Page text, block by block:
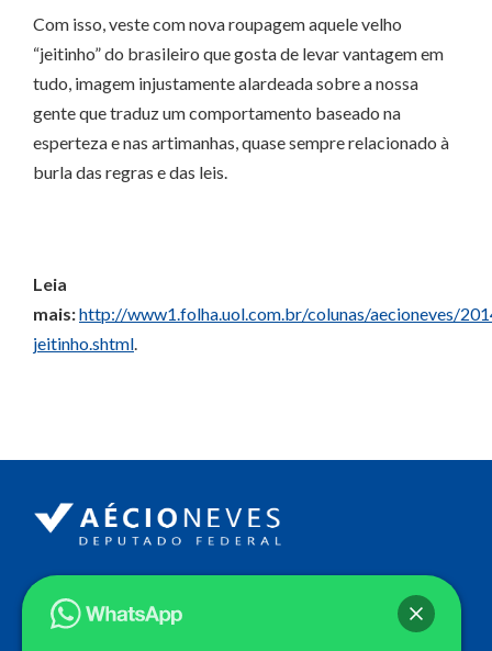
Com isso, veste com nova roupagem aquele velho
“jeitinho” do brasileiro que gosta de levar vantagem em
tudo, imagem injustamente alardeada sobre a nossa
gente que traduz um comportamento baseado na
esperteza e nas artimanhas, quase sempre relacionado à
burla das regras e das leis.
Leia
mais:http://www1.folha.uol.com.br/colunas/aecioneves/
jeitinho.shtml.
Endereço
Câmara dos Deputados
Ed. Principal, Ala C – Gabinete